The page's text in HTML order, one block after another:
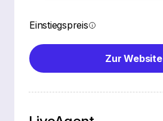
Einstiegspreis
Zur Website